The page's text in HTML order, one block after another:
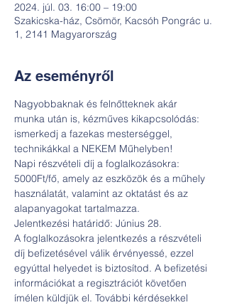
2024. júl. 03. 16:00 – 19:00
Szakicska-ház, Csömör, Kacsóh Pongrác u.
1, 2141 Magyarország
Az eseményről
Nagyobbaknak és felnőtteknek akár
munka után is, kézműves kikapcsolódás:
ismerkedj a fazekas mesterséggel,
technikákkal a NEKEM Műhelyben!
Napi részvételi díj a foglalkozásokra:
5000Ft/fő, amely az eszközök és a műhely
használatát, valamint az oktatást és az
alapanyagokat tartalmazza.
Jelentkezési határidő: Június 28.
A foglalkozásokra jelentkezés a részvételi
díj befizetésével válik érvényessé, ezzel
egyúttal helyedet is biztosítod. A befizetési
információkat a regisztrációt követően
ímélen küldjük el. További kérdésekkel